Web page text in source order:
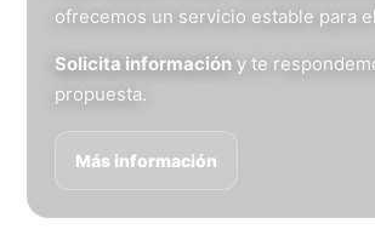
ofrecemos un servicio estable para
Solicita información y te
propuesta.
Más información